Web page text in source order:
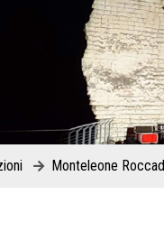
Monteleone